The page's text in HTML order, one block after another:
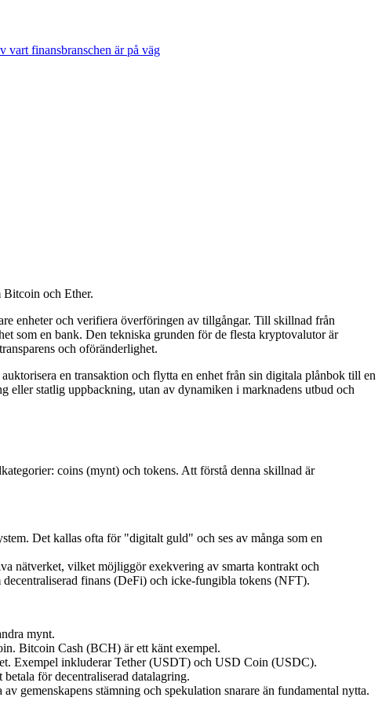
vart finansbranschen är på väg
Bitcoin och Ether.
enheter och verifiera överföringen av tillgångar. Till skillnad från
som en bank. Den tekniska grunden för de flesta kryptovalutor är
och oföränderlighet.
en transaktion och flytta en enhet från sin digitala plånbok till en
eller statlig uppbackning, utan av dynamiken i marknadens utbud och
coins (mynt) och tokens. Att förstå denna skillnad är
Det kallas ofta för "digitalt guld" och ses av många som en
nätverket, vilket möjliggör exekvering av smarta kontrakt och
finans (DeFi) och icke-fungibla tokens (NFT).
mynt.
Bitcoin Cash (BCH) är ett känt exempel.
Exempel inkluderar Tether (USDT) och USD Coin (USDC).
för decentraliserad datalagring.
gemenskapens stämning och spekulation snarare än fundamental nytta.